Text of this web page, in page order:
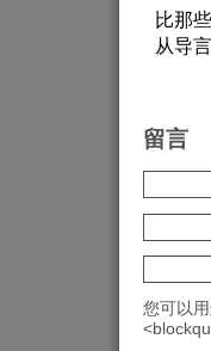
比那
从导
留言
您可以